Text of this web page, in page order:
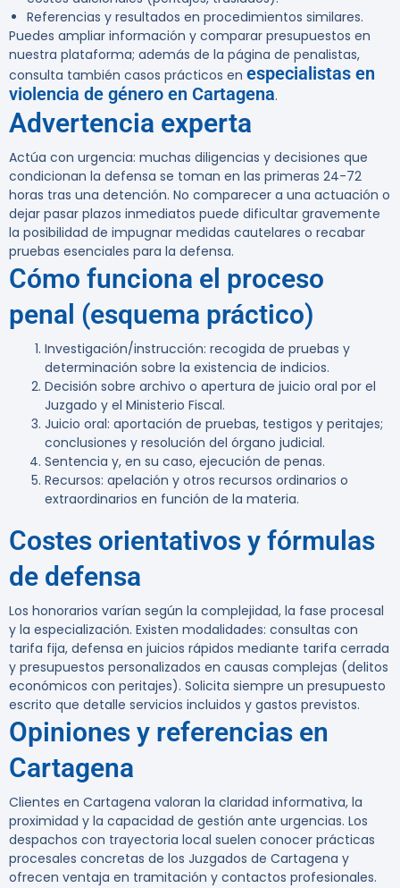
Referencias y resultados en procedimientos similares.
Puedes ampliar información y comparar presupuestos en
nuestra plataforma; además de la página de penalistas,
consulta también casos prácticos en especialistas en
violencia de género en Cartagena.
Advertencia experta
Actúa con urgencia: muchas diligencias y decisiones que
condicionan la defensa se toman en las primeras 24-72
horas tras una detención. No comparecer a una actuación o
dejar pasar plazos inmediatos puede dificultar gravemente
la posibilidad de impugnar medidas cautelares o recabar
pruebas esenciales para la defensa.
Cómo funciona el proceso
penal (esquema práctico)
Investigación/instrucción: recogida de pruebas y
determinación sobre la existencia de indicios.
Decisión sobre archivo o apertura de juicio oral por el
Juzgado y el Ministerio Fiscal.
Juicio oral: aportación de pruebas, testigos y peritajes;
conclusiones y resolución del órgano judicial.
Sentencia y, en su caso, ejecución de penas.
Recursos: apelación y otros recursos ordinarios o
extraordinarios en función de la materia.
Costes orientativos y fórmulas
de defensa
Los honorarios varían según la complejidad, la fase procesal
y la especialización. Existen modalidades: consultas con
tarifa fija, defensa en juicios rápidos mediante tarifa cerrada
y presupuestos personalizados en causas complejas (delitos
económicos con peritajes). Solicita siempre un presupuesto
escrito que detalle servicios incluidos y gastos previstos.
Opiniones y referencias en
Cartagena
Clientes en Cartagena valoran la claridad informativa, la
proximidad y la capacidad de gestión ante urgencias. Los
despachos con trayectoria local suelen conocer prácticas
procesales concretas de los Juzgados de Cartagena y
ofrecen ventaja en tramitación y contactos profesionales.